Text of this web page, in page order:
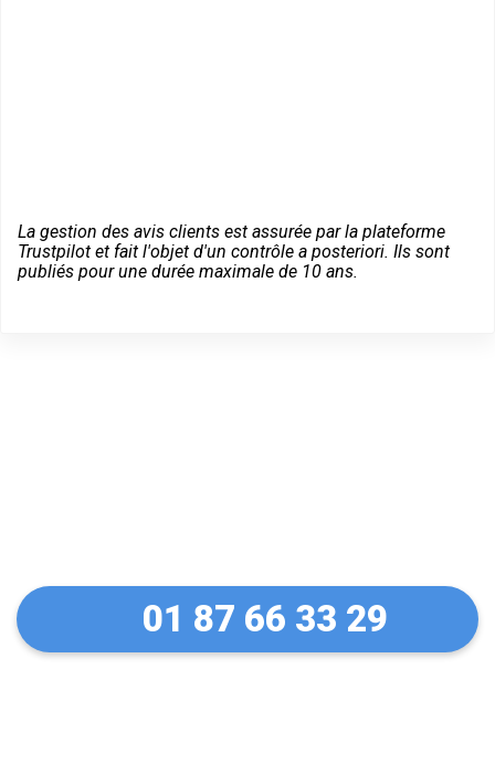
La gestion des avis clients est assurée par la plateforme
Trustpilot et fait l'objet d'un contrôle a posteriori. Ils sont
publiés pour une durée maximale de 10 ans.
01 87 66 33 29